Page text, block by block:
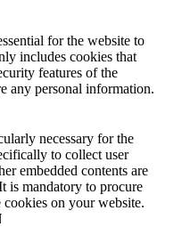
for the website to
includes cookies that
features of the
any personal information.
necessary for the
to collect user
embedded contents are
is mandatory to procure
cookies on your website.